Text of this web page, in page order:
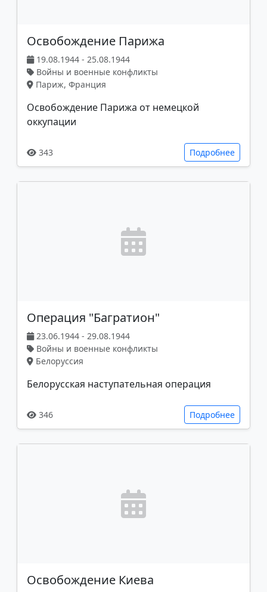
Освобождение Парижа
19.08.1944 - 25.08.1944
Войны и военные конфликты
Париж, Франция
Освобождение Парижа от немецкой
оккупации
343 Подробнее
Операция "Багратион"
23.06.1944 - 29.08.1944
Войны и военные конфликты
Белоруссия
Белорусская наступательная операция
346 Подробнее
Освобождение Киева